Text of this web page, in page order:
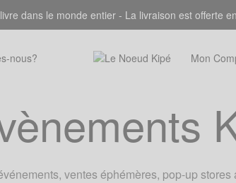
dans le monde entier - La livraison est offerte
nous? Mon
ventes éphémères, pop-up